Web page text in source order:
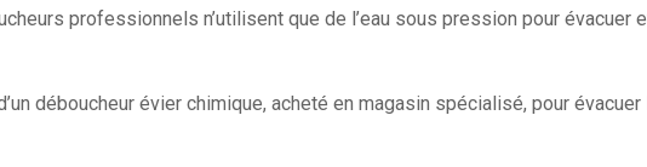
professionnels n’utilisent que de l’eau sous pression pour évacuer
déboucheur évier chimique, acheté en magasin spécialisé, pour